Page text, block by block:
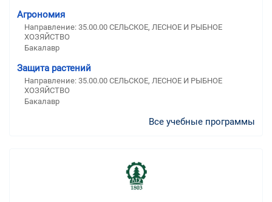
Агрономия
Направление: 35.00.00 СЕЛЬСКОЕ, ЛЕСНОЕ И РЫБНОЕ
ХОЗЯЙСТВО
Бакалавр
Защита растений
Направление: 35.00.00 СЕЛЬСКОЕ, ЛЕСНОЕ И РЫБНОЕ
ХОЗЯЙСТВО
Бакалавр
Все учебные программы